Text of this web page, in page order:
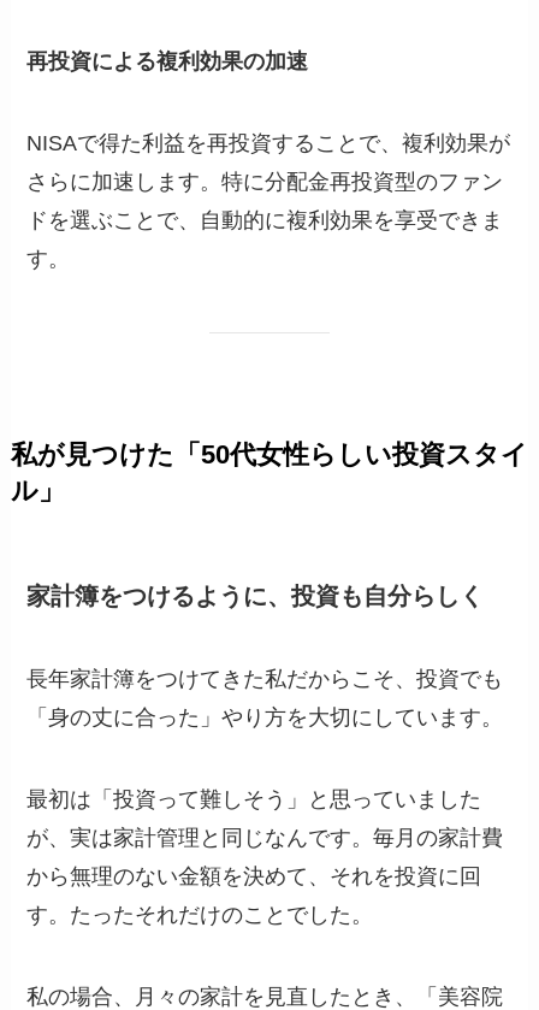
再投資による複利効果の加速
NISAで得た利益を再投資することで、複利効果が
さらに加速します。特に分配金再投資型のファン
ドを選ぶことで、自動的に複利効果を享受できま
す。
私が見つけた「50代女性らしい投資スタイ
ル」
家計簿をつけるように、投資も自分らしく
長年家計簿をつけてきた私だからこそ、投資でも
「身の丈に合った」やり方を大切にしています。
最初は「投資って難しそう」と思っていました
が、実は家計管理と同じなんです。毎月の家計費
から無理のない金額を決めて、それを投資に回
す。たったそれだけのことでした。
私の場合、月々の家計を見直したとき、「美容院